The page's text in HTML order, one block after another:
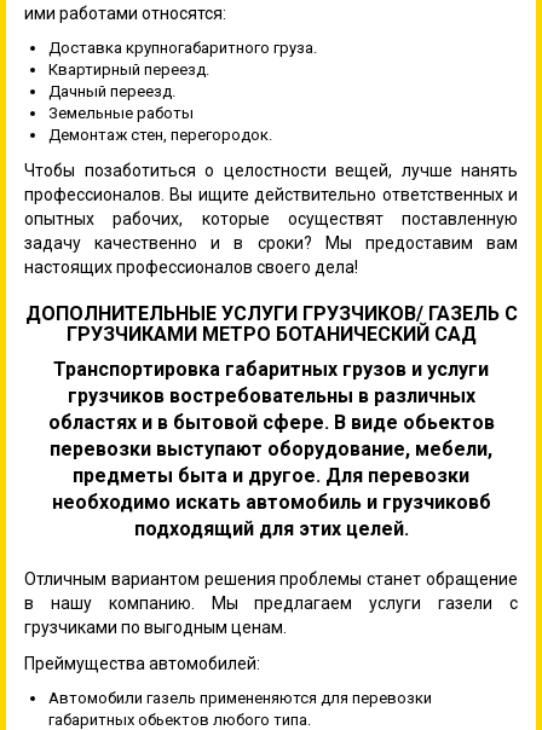
ими работами относятся:
Доставка крупногабаритного груза.
Квартирный переезд.
Дачный переезд.
Земельные работы
Демонтаж стен, перегородок.
Чтобы позаботиться о целостности вещей, лучше нанять
профессионалов. Вы ищите действительно ответственных и
опытных рабочих, которые осуществят поставленную
задачу качественно и в сроки? Мы предоставим вам
настоящих профессионалов своего дела!
ДОПОЛНИТЕЛЬНЫЕ УСЛУГИ ГРУЗЧИКОВ/ ГАЗЕЛЬ С
ГРУЗЧИКАМИ МЕТРО БОТАНИЧЕСКИЙ САД
Транспортировка габаритных грузов и услуги
грузчиков востребовательны в различных
областях и в бытовой сфере. В виде обьектов
перевозки выступают оборудование, мебели,
предметы быта и другое. Для перевозки
необходимо искать автомобиль и грузчиковб
подходящий для этих целей.
Отличным вариантом решения проблемы станет обращение
в нашу компанию. Мы предлагаем услуги газели с
грузчиками по выгодным ценам.
Преймущества автомобилей:
Автомобили газель примененяются для перевозки
габаритных обьектов любого типа.